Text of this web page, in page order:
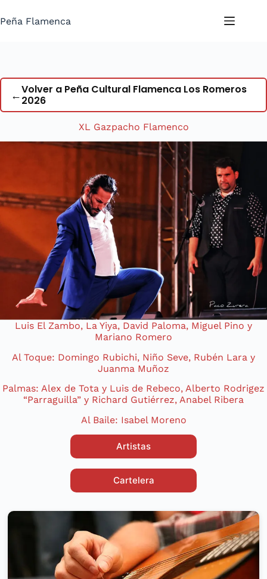
al
Peña Flamenca
←Volver a Peña Cultural Flamenca Los Romeros
2026
XL Gazpacho Flamenco
Luis El Zambo, La Yiya, David Paloma, Miguel Pino y
Mariano Romero
Al Toque: Domingo Rubichi, Niño Seve, Rubén Lara y
Juanma Muñoz
Palmas: Alex de Tota y Luis de Rebeco, Alberto Rodrigez
“Parraguilla” y Richard Gutiérrez, Anabel Ribera
Al Baile: Isabel Moreno
Artistas
Cartelera